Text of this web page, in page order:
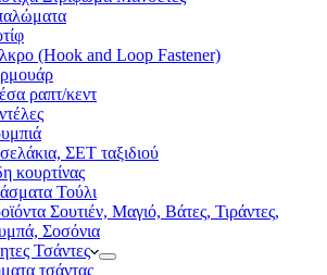
(Hook and Loop Fastener)
ραπτ/κεντ
ΣΕΤ ταξιδιού
κουρτίνας
Τούλι
Σουτιέν, Μαγιό, Βάτες, Τιράντες,
Σοσόνια
Τσάντες
τσάντας